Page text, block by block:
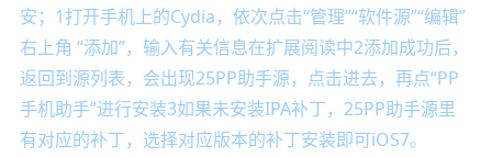
安；1打开手机上的Cydia，依次点击“管理”“软件源”“编辑”
右上角 “添加”，输入有关信息在扩展阅读中2添加成功后，
返回到源列表，会出现25PP助手源，点击进去，再点“PP
手机助手”进行安装3如果未安装IPA补丁，25PP助手源里
有对应的补丁，选择对应版本的补丁安装即可iOS7。